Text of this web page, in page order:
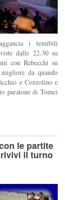
i temibili
dalle 22.30 su
con Rebecchi su
da quando
e Cozzolino e
paratone di Tomei
le partite
il turno